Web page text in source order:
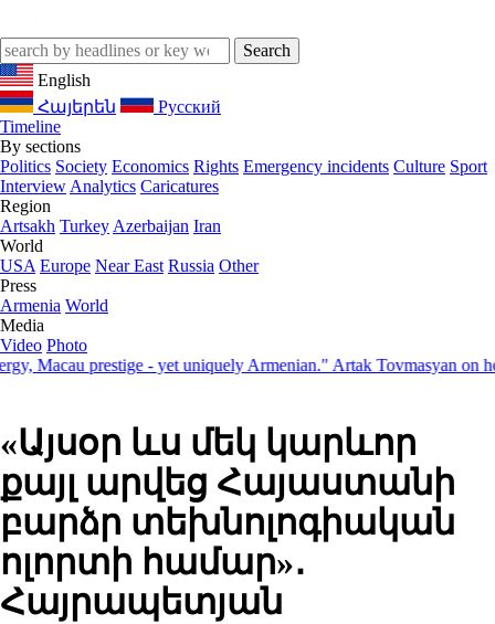
English
Հայերեն
Русский
Timeline
By sections
Politics Society Economics Rights Emergency incidents Culture Sport
Interview Analytics Caricatures
Region
Artsakh Turkey Azerbaijan Iran
World
USA Europe Near East Russia Other
Press
Armenia World
Media
Video Photo
prestige - yet uniquely Armenian." Artak Tovmasyan on
«Այսօր ևս մեկ կարևոր
քայլ արվեց Հայաստանի
բարձր տեխնոլոգիական
ոլորտի համար»․
Հայրապետյան